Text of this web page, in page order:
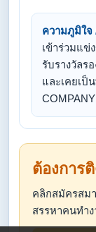
ความภูมิใจ
เข้าร่วมแข่
รับรางวัลร
และเคยเป็
ต้องการ
คลิกสมัครสม
สรรหาคนทำ